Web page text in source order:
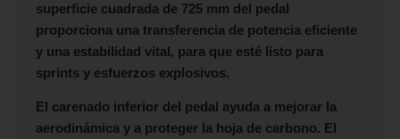
superficie cuadrada de 725 mm del pedal
proporciona una transferencia de potencia eficiente
y una estabilidad vital, para que esté listo para
sprints y esfuerzos explosivos.
El carenado inferior del pedal ayuda a mejorar la
aerodinámica y a proteger la hoja de carbono. El